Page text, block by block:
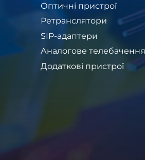
Оптичні пристрої
Ретранслятори
SIP-адаптери
Аналогове телебачення
Додаткові пристрої